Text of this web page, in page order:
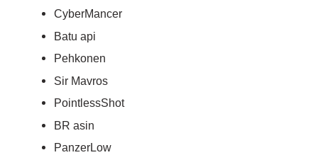
CyberMancer
Batu api
Pehkonen
Sir Mavros
PointlessShot
BR asin
PanzerLow